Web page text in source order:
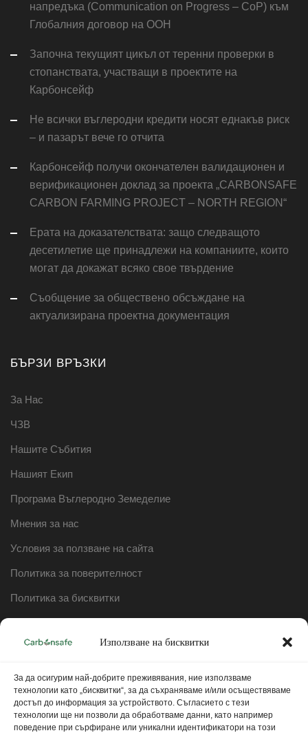
Използване на бисквитки
За да осигурим най-добрите преживявания, ние използваме
технологии като „бисквитки“, за да съхраняваме и/или осъществяваме
достъп до информация за устройството. Съгласието с тези
технологии ще ни позволи да обработваме данни, като например
поведение при сърфиране или уникални идентификатори на този
напредъка (Communication on Progress – CoP) към
Глобалния договор на ООН
Започна текущият цикъл от теренни проверки в
стопанствата, участващи в проектите на
Карбонсейф
Не всички въглеродни кредити носят еднакъв риск
– и пазарът вече го отчита
Карбонсейф получи окончателен валидационен и
верификационен доклад за проекта „CARBONSAFE
CARBON FARMING PROJECT – NORTH REGION“
Ерата на доказателствата: защо следващото
десетилетие ще принадлежи на компаниите, които
могат да докажат всяко свое твърдение
Съобщение за обществено обсъждане на
актуализирана проектна документация
БЪРЗИ ВРЪЗКИ
За Нас
ЧЗВ
Нашите Събития
Нашият Екип
Програма Въглеродно Земеделие
Мнения за нас
Условия за ползване на сайта
Политика за поверителност
Политика за бисквитки
оплаквания
РАБОТНО ВРЕМЕ
Понеделник – Петък:9:00 – 17:00